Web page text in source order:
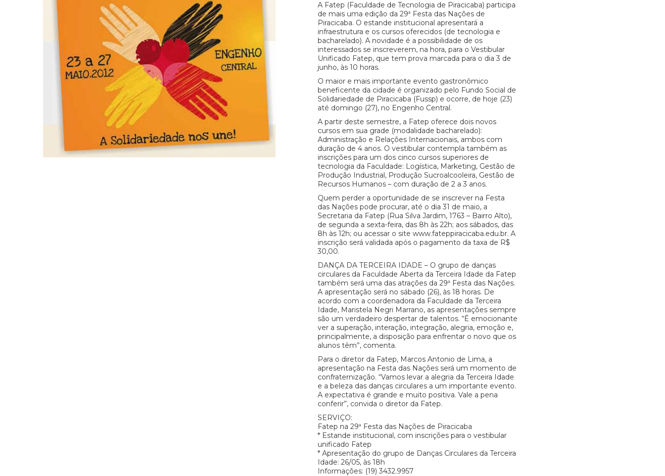
A Fatep (Faculdade de Tecnologia de Piracicaba) participa
de mais uma edição da 29ª Festa das Nações de
Piracicaba. O estande institucional apresentará a
infraestrutura e os cursos oferecidos (de tecnologia e
bacharelado). A novidade é a possibilidade de os
interessados se inscreverem, na hora, para o Vestibular
Unificado Fatep, que tem prova marcada para o dia 3 de
junho, às 10 horas.
O maior e mais importante evento gastronômico
beneficente da cidade é organizado pelo Fundo Social de
Solidariedade de Piracicaba (Fussp) e ocorre, de hoje (23)
até domingo (27), no Engenho Central.
A partir deste semestre, a Fatep oferece dois novos
cursos em sua grade (modalidade bacharelado):
Administração e Relações Internacionais, ambos com
duração de 4 anos. O vestibular contempla também as
inscrições para um dos cinco cursos superiores de
tecnologia da Faculdade: Logística, Marketing, Gestão de
Produção Industrial, Produção Sucroalcooleira, Gestão de
Recursos Humanos – com duração de 2 a 3 anos.
Quem perder a oportunidade de se inscrever na Festa
das Nações pode procurar, até o dia 31 de maio, a
Secretaria da Fatep (Rua Silva Jardim, 1763 – Bairro Alto),
de segunda a sexta-feira, das 8h às 22h; aos sábados, das
8h às 12h; ou acessar o site www.fateppiracicaba.edu.br. A
inscrição será validada após o pagamento da taxa de R$
30,00.
DANÇA DA TERCEIRA IDADE – O grupo de danças
circulares da Faculdade Aberta da Terceira Idade da Fatep
também será uma das atrações da 29ª Festa das Nações.
A apresentação será no sábado (26), às 18 horas. De
acordo com a coordenadora da Faculdade da Terceira
Idade, Maristela Negri Marrano, as apresentações sempre
são um verdadeiro despertar de talentos. “É emocionante
ver a superação, interação, integração, alegria, emoção e,
principalmente, a disposição para enfrentar o novo que os
alunos têm”, comenta.
Para o diretor da Fatep, Marcos Antonio de Lima, a
apresentação na Festa das Nações será um momento de
confraternização. “Vamos levar a alegria da Terceira Idade
e a beleza das danças circulares a um importante evento.
A expectativa é grande e muito positiva. Vale a pena
conferir”, convida o diretor da Fatep.
SERVIÇO:
Fatep na 29ª Festa das Nações de Piracicaba
* Estande institucional, com inscrições para o vestibular
unificado Fatep
* Apresentação do grupo de Danças Circulares da Terceira
Idade: 26/05, às 18h
Informações: (19) 3432.9957